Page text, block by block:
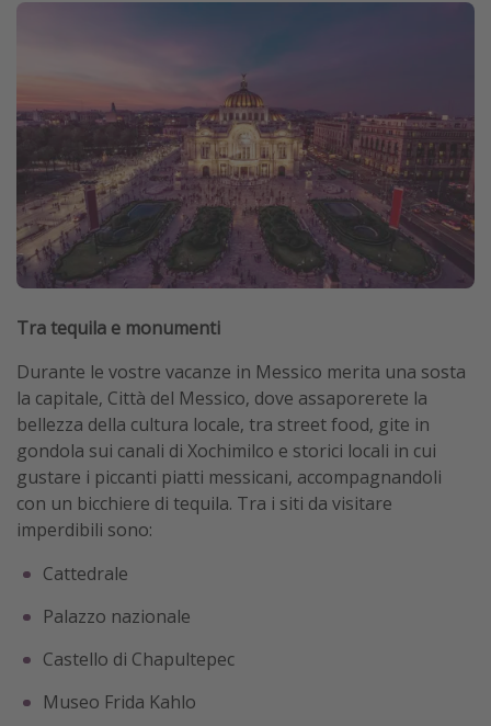
Tra tequila e monumenti
Durante le vostre vacanze in Messico merita una sosta
la capitale, Città del Messico, dove assaporerete la
bellezza della cultura locale, tra street food, gite in
gondola sui canali di Xochimilco e storici locali in cui
gustare i piccanti piatti messicani, accompagnandoli
con un bicchiere di tequila. Tra i siti da visitare
imperdibili sono:
Cattedrale
Palazzo nazionale
Castello di Chapultepec
Museo Frida Kahlo